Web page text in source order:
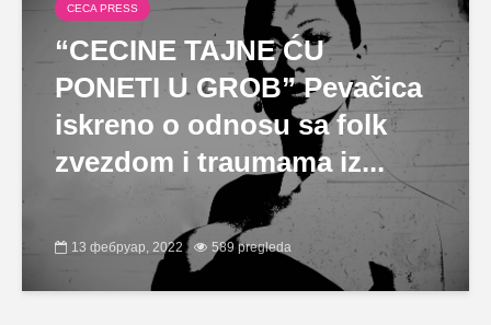
CECA PRESS
“CECINE TAJNE ĆU
PONETI U GROB” Pevačica
iskreno o odnosu sa folk
zvezdom i traumama iz...
13 фебруар, 2022 589 pregleda